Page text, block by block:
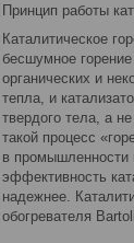
Принцип работы
Каталитическое
бесшумное
органических и
тепла, и
твердого тела, а
такой процесс
в промышленности
эффективность
надежнее.
обогревателя